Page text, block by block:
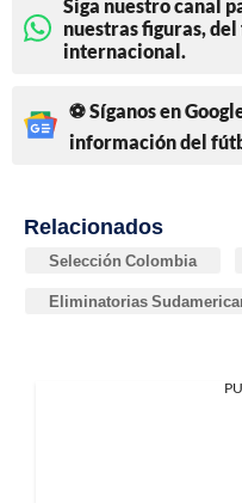
Siga nuestro canal
nuestras figuras,
internacional.
⚽ Síganos en
información del
Relacionados
Selección Colombia
Eliminatorias